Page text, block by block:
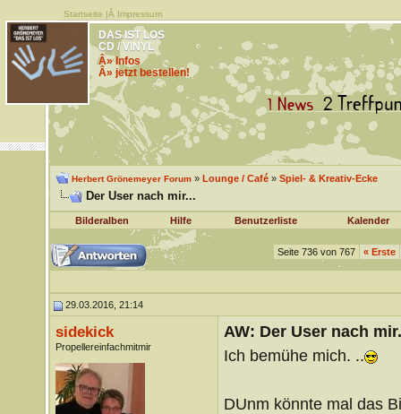
Startseite |Â Impressum
DAS IST LOS
CD / VINYL
Â» Infos
Â» jetzt bestellen!
Herbert Grönemeyer Forum» Lounge / Café» Spiel- & Kreativ-Ecke
Der User nach mir...
Bilderalben Hilfe Benutzerliste Kalender
Seite 736 von 767 «Erste
29.03.2016, 21:14
sidekick
Propellereinfachmitmir
AW: Der User nach
Ich bemühe mich. ..
DUnm könnte mal das